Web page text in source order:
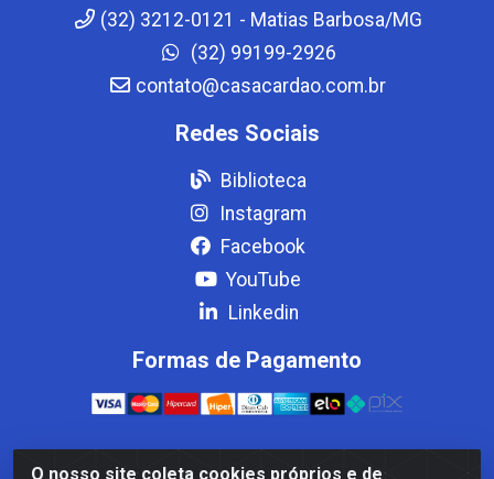
O nosso site coleta cookies próprios e de
(32) 3212-0121 - Matias Barbosa/MG
(32) 99199-2926
contato@casacardao.com.br
Redes Sociais
Biblioteca
Instagram
Facebook
YouTube
Linkedin
Formas de Pagamento